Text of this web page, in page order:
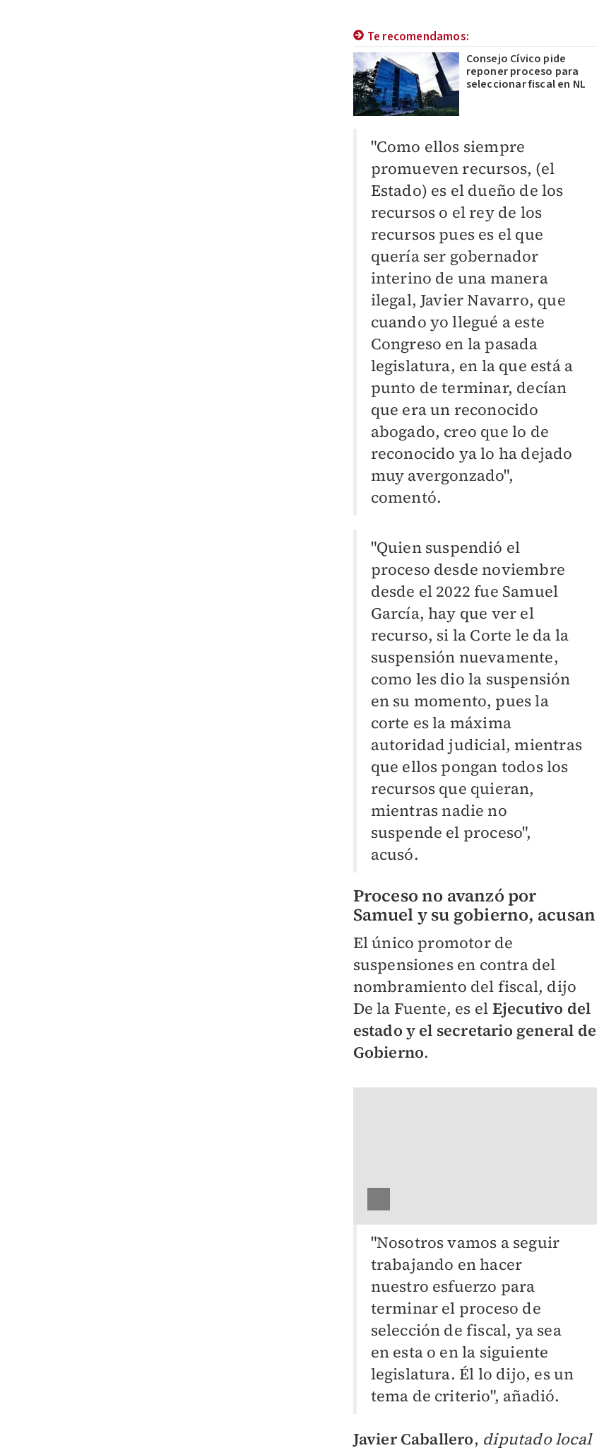
Te recomendamos:
Consejo Cívico pide
reponer proceso para
seleccionar fiscal en NL
"Como ellos siempre
promueven recursos, (el
Estado) es el dueño de los
recursos o el rey de los
recursos pues es el que
quería ser gobernador
interino de una manera
ilegal, Javier Navarro, que
cuando yo llegué a este
Congreso en la pasada
legislatura, en la que está a
punto de terminar, decían
que era un reconocido
abogado, creo que lo de
reconocido ya lo ha dejado
muy avergonzado",
comentó.
"Quien suspendió el
proceso desde noviembre
desde el 2022 fue Samuel
García, hay que ver el
recurso, si la Corte le da la
suspensión nuevamente,
como les dio la suspensión
en su momento, pues la
corte es la máxima
autoridad judicial, mientras
que ellos pongan todos los
recursos que quieran,
mientras nadie no
suspende el proceso",
acusó.
Proceso no avanzó por
Samuel y su gobierno, acusan
El único promotor de
suspensiones en contra del
nombramiento del fiscal, dijo
De la Fuente, es el Ejecutivo del
estado y el secretario general de
Gobierno.
"Nosotros vamos a seguir
trabajando en hacer
nuestro esfuerzo para
terminar el proceso de
selección de fiscal, ya sea
en esta o en la siguiente
legislatura. Él lo dijo, es un
tema de criterio", añadió.
Javier Caballero, diputado local